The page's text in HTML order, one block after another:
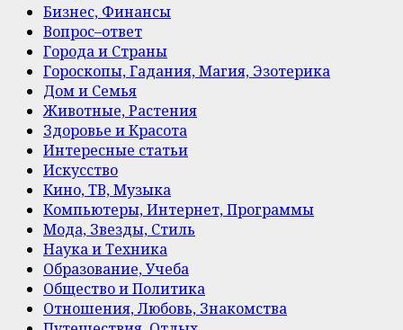
Бизнес, Финансы
Вопрос–ответ
Города и Страны
Гороскопы, Гадания, Магия, Эзотерика
Дом и Семья
Животные, Растения
Здоровье и Красота
Интересные статьи
Искусство
Кино, ТВ, Музыка
Компьютеры, Интернет, Программы
Мода, Звезды, Стиль
Наука и Техника
Образование, Учеба
Общество и Политика
Отношения, Любовь, Знакомства